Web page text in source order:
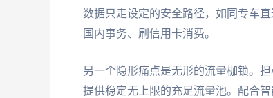
数据只走设定的安全路径，如同专车
国内事务、刷信用卡消费。
另一个隐形痛点是无形的流量枷锁。
提供稳定无上限的充足流量池。配合